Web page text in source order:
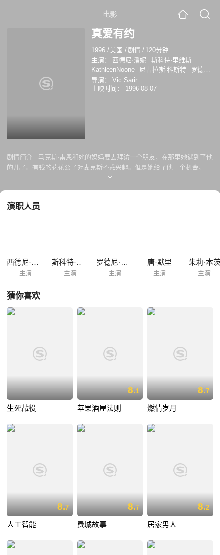
电影
真爱有约
1996 / 美国 /剧情 / 120分钟
主演：
西德尼·潘妮
斯科特·里维斯
KathleenNoone
尼古拉斯·科斯特
罗德尼·
罗兰德
唐·默里
EricGustavson
BillJones
导演：
Vic Sarin
上映时间：
1996-08-07
剧情简介 : 马克斯·雷恩和她的妈妈要去拜访一个朋友，在那里她遇到了他
的儿子。有钱的花花公子对麦克斯不感兴趣。但是她给了他一个机会，他
演职人员
西德尼·潘妮
主演
斯科特·里维斯
主演
罗德尼·罗兰德
主演
唐·默里
主演
朱莉·本茨
主演
猜你喜欢
生死战役
8.1
苹果酒屋法则
8.7
燃情岁月
8.7
人工智能
8.7
费城故事
8.2
居家男人